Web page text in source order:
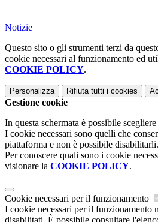
Notizie
Questo sito o gli strumenti terzi da
cookie necessari al funzionamento ed
COOKIE POLICY.
Personalizza Rifiuta tutti i cookies
Gestione cookie
In questa schermata è possibile
I cookie necessari sono quelli che
piattaforma e non è possibile disabilitarli.
Per conoscere quali sono i cookie
visionare la COOKIE POLICY.
Cookie necessari per il funzionamento
I cookie necessari per il funzionamento